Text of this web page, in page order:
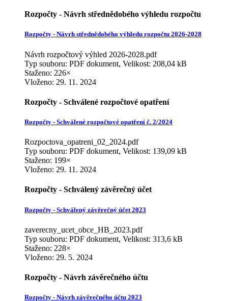
Rozpočty - Návrh střednědobého výhledu rozpočtu
Rozpočty - Návrh střednědobého výhledu rozpočtu 2026-2028
Návrh rozpočtový výhled 2026-2028.pdf
Typ souboru: PDF dokument, Velikost: 208,04 kB
Staženo: 226×
Vloženo: 29. 11. 2024
Rozpočty - Schválené rozpočtové opatření
Rozpočty - Schválené rozpočtové opatření č. 2/2024
Rozpoctova_opatreni_02_2024.pdf
Typ souboru: PDF dokument, Velikost: 139,09 kB
Staženo: 199×
Vloženo: 29. 11. 2024
Rozpočty - Schválený závěrečný účet
Rozpočty - Schválený závěrečný účet 2023
zaverecny_ucet_obce_HB_2023.pdf
Typ souboru: PDF dokument, Velikost: 313,6 kB
Staženo: 228×
Vloženo: 29. 5. 2024
Rozpočty - Návrh závěrečného účtu
Rozpočty - Návrh závěrečného účtu 2023